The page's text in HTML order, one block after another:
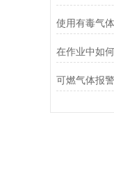
在作业中如